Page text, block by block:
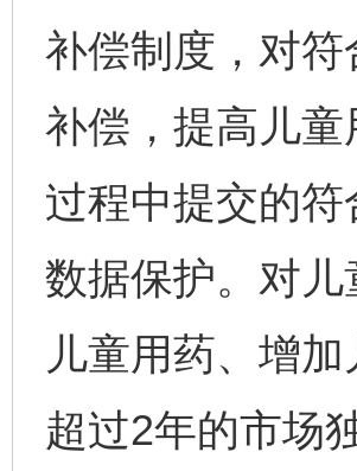
补偿制度，对
补偿，提高儿
过程中提交的
数据保护。对
儿童用药、增
超过2年的市场